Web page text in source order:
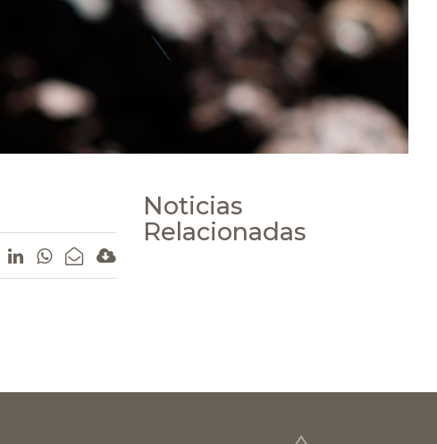
Noticias
Relacionadas